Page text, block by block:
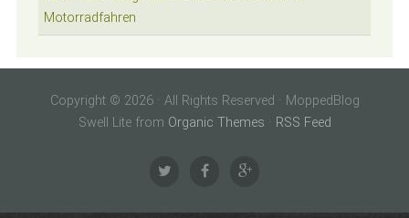
Motorradfahren
Copyright © 2026 · All Rights Reserved · MoppedBlog
Swell Lite from Organic Themes · RSS Feed